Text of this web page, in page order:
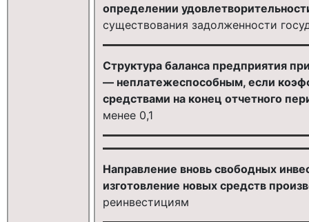
определении
существования задолженности
Структура баланса предприятия
— неплатежеспособным, если
средствами на конец отчетного
менее 0,1
Направление вновь свободных
изготовление новых средств
реинвестициям